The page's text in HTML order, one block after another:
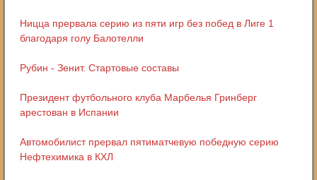
Ницца прервала серию из пяти игр без побед в Лиге 1
благодаря голу Балотелли
Рубин - Зенит. Стартовые составы
Президент футбольного клуба Марбелья Гринберг
арестован в Испании
Автомобилист прервал пятиматчевую победную серию
Нефтехимика в КХЛ